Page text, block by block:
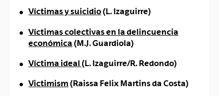
Víctimas y suicidio(L. Izaguirre)
Víctimas colectivas en la delincuencia
económica (M.J. Guardiola)
Víctima ideal (L. Izaguirre/R. Redondo)
Victimism (Raissa Felix Martins da Costa)